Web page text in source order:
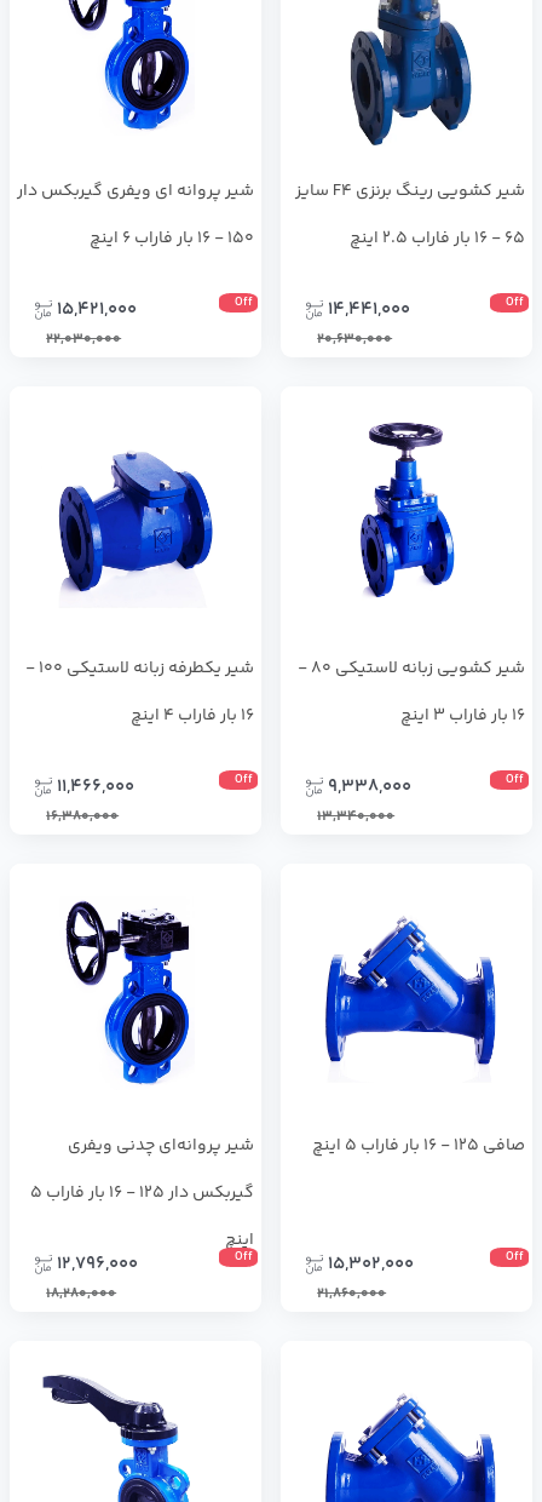
شير كشويي رينگ برنزي F4 سايز
65 - 16 بار فاراب 2.5 اینچ
Off
14,441,000
20,630,000
شير پروانه اي ويفري گيربكس دار
150 - 16 بار فاراب 6 اینچ
Off
15,421,000
22,030,000
شیر کشویی زبانه لاستیکی 80 -
16 بار فاراب 3 اینچ
Off
9,338,000
13,340,000
شیر یکطرفه زبانه لاستیکی 100 -
16 بار فاراب 4 اینچ
Off
11,466,000
16,380,000
صافی 125 - 16 بار فاراب 5 اینچ
Off
15,302,000
21,860,000
شیر پروانه‌ای چدنی ویفری
گیربکس دار 125 - 16 بار فاراب 5
اینچ
Off
12,796,000
18,280,000